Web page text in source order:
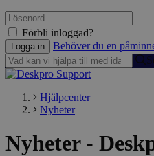
Förbli inloggad?
Behöver du en
Hjälpcenter
Nyheter
Nyheter -